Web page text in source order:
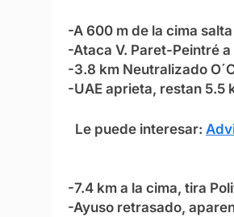
-A 600 m de la cima
-Ataca V. Paret-Peintré
-3.8 km Neutralizado
-UAE aprieta, restan 5.5
Le puede interesar:
-7.4 km a la cima, tira
-Ayuso retrasado,